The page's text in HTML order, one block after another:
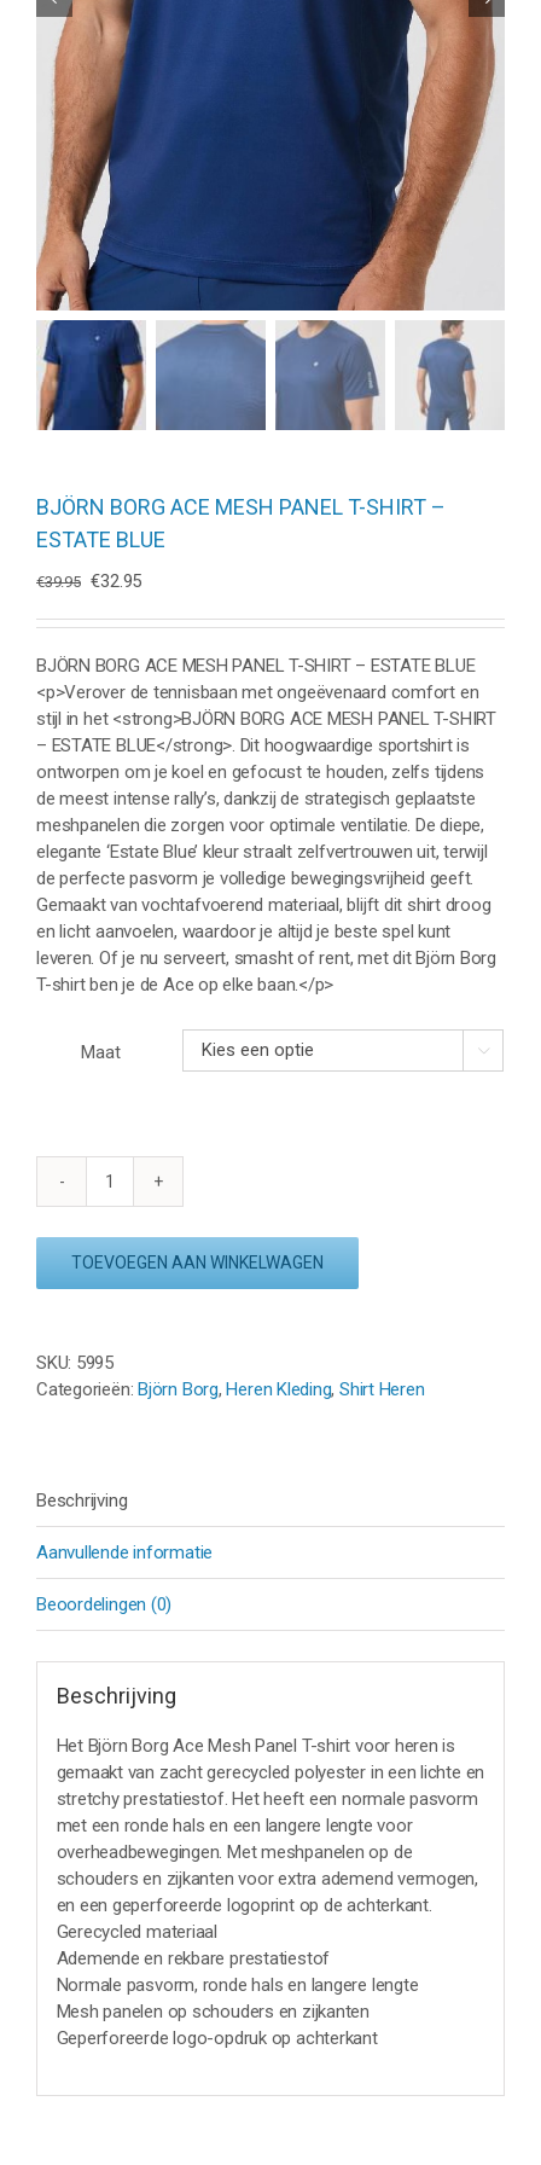
BJÖRN BORG ACE MESH PANEL T-SHIRT –
ESTATE BLUE
€39.95 Oorspronkelijke
was:
€39.95.
€32.95Huidige
is:
€32.95.
BJÖRN BORG ACE MESH PANEL T-SHIRT – ESTATE BLUE
<p>Verover de tennisbaan met ongeëvenaard comfort en
stijl in het <strong>BJÖRN BORG ACE MESH PANEL T-SHIRT
– ESTATE BLUE</strong>. Dit hoogwaardige sportshirt is
ontworpen om je koel en gefocust te houden, zelfs tijdens
de meest intense rally’s, dankzij de strategisch geplaatste
meshpanelen die zorgen voor optimale ventilatie. De diepe,
elegante ‘Estate Blue’ kleur straalt zelfvertrouwen uit, terwijl
de perfecte pasvorm je volledige bewegingsvrijheid geeft.
Gemaakt van vochtafvoerend materiaal, blijft dit shirt droog
en licht aanvoelen, waardoor je altijd je beste spel kunt
leveren. Of je nu serveert, smasht of rent, met dit Björn Borg
T-shirt ben je de Ace op elke baan.</p>
Maat 
BJÖRN
MESH
SHIRT
-
ESTATE
TOEVOEGEN AAN WINKELWAGEN
SKU: 5995
Categorieën:Björn Borg,Heren Kleding,Shirt Heren
Beschrijving
Aanvullende informatie
Beoordelingen (0)
Beschrijving
Het Björn Borg Ace Mesh Panel T-shirt voor heren is
gemaakt van zacht gerecycled polyester in een lichte en
stretchy prestatiestof. Het heeft een normale pasvorm
met een ronde hals en een langere lengte voor
overheadbewegingen. Met meshpanelen op de
schouders en zijkanten voor extra ademend vermogen,
en een geperforeerde logoprint op de achterkant.
Gerecycled materiaal
Ademende en rekbare prestatiestof
Normale pasvorm, ronde hals en langere lengte
Mesh panelen op schouders en zijkanten
Geperforeerde logo-opdruk op achterkant